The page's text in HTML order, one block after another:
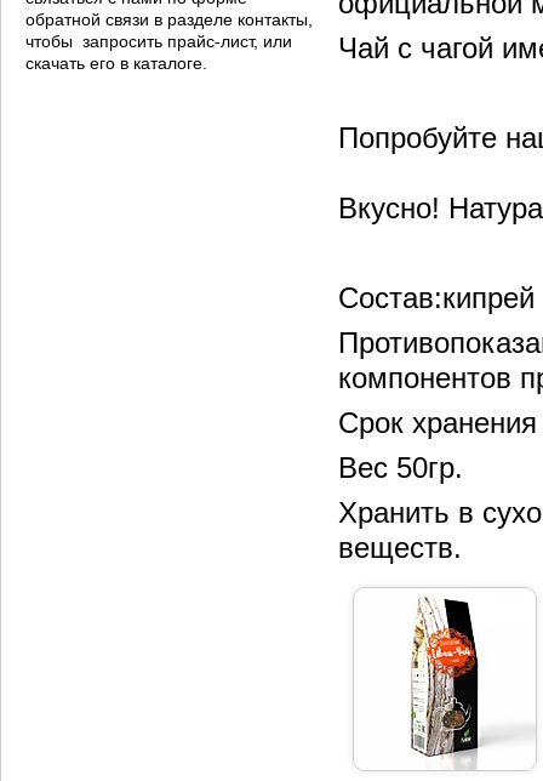
обратной связи в разделе контакты,
чтобы запросить прайс-лист, или
скачать его в каталоге.
Чай с чагой
Попробуйте
Вкусно!
компонентов
Срок хранения
Вес 50гр.
Хранить в
веществ.